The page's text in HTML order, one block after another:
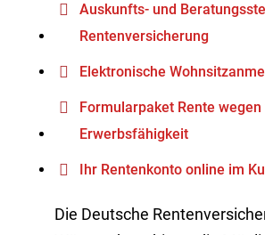
Auskunfts- und
Rentenversicherung
Elektronische
Formularpaket Rente
Erwerbsfähigkeit
Ihr Rentenkonto online im
Die Deutsche